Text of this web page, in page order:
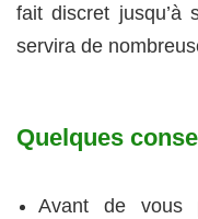
fait discret jusqu’à
servira de
Quelques
Avant de vous